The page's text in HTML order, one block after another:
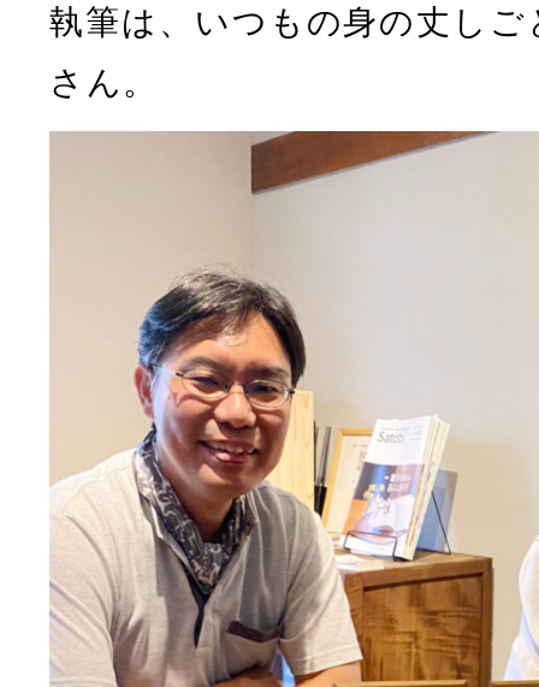
執筆は、いつもの身の丈しご
さん。